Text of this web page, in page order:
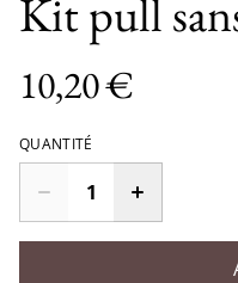
Kit pull
10,20 €
QUANTITÉ